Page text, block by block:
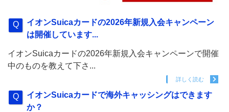
イオンSuicaカードの2026年新規入会キャンペーン
は開催しています...
イオンSuicaカードの2026年新規入会キャンペーンで開催
中のものを教えて下さ...
詳しく読む
イオンSuicaカードで海外キャッシングはできます
か？